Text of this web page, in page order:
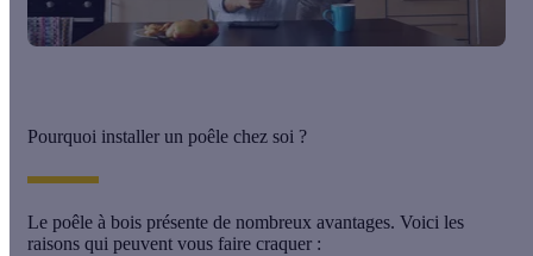
Pourquoi installer un poêle chez soi ?
Le poêle à bois présente de nombreux avantages. Voici les
raisons qui peuvent vous faire craquer :